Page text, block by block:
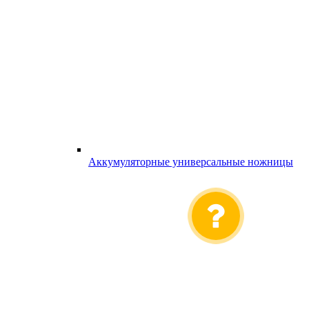
Аккумуляторные универсальные ножницы